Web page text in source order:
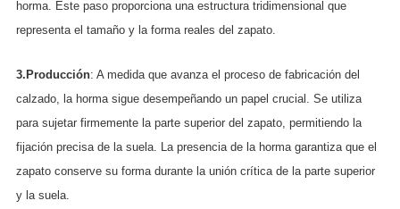
horma. Este paso proporciona una estructura tridimensional que
representa el tamaño y la forma reales del zapato.
3.Producción: A medida que avanza el proceso de fabricación del
calzado, la horma sigue desempeñando un papel crucial. Se utiliza
para sujetar firmemente la parte superior del zapato, permitiendo la
fijación precisa de la suela. La presencia de la horma garantiza que el
zapato conserve su forma durante la unión crítica de la parte superior
y la suela.